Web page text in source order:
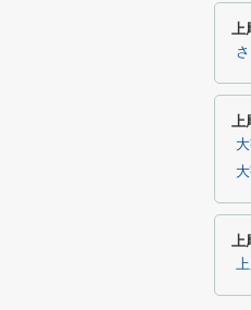
上
上
上